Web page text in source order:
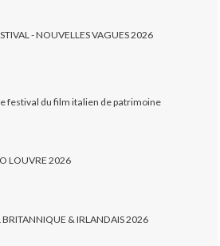
- NOUVELLES VAGUES 2026
festival du film italien de patrimoine
LOUVRE 2026
BRITANNIQUE & IRLANDAIS 2026